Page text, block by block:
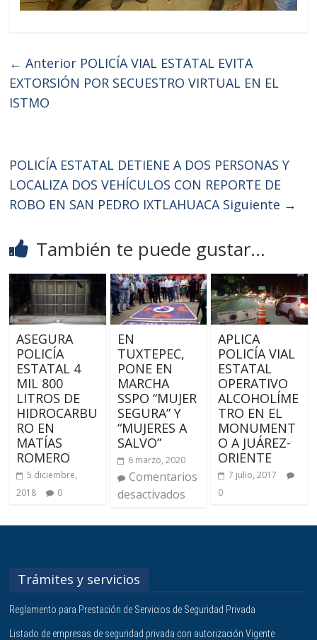
← Anterior POLICÍA VIAL ESTATAL EVITA
EXTORSIÓN POR SECUESTRO VIRTUAL EN EL
ISTMO
POLICÍA ESTATAL DETIENE A DOS PERSONAS Y
LOCALIZA DOS VEHÍCULOS CON REPORTE DE
ROBO EN SAN PEDRO IXTLAHUACA Siguiente →
También te puede gustar...
ASEGURA
POLICÍA
ESTATAL 4
MIL 800
LITROS DE
HIDROCARBU
RO EN
MATÍAS
ROMERO
5 diciembre,
2018
0
EN
TUXTEPEC,
PONE EN
MARCHA
SSPO “MUJER
SEGURA” Y
“MUJERES A
SALVO”
6 marzo, 2020
Comentarios
desactivados
APLICA
POLICÍA VIAL
ESTATAL
OPERATIVO
ALCOHOLÍME
TRO EN EL
MONUMENT
O A JUÁREZ-
ORIENTE
7 julio, 2017
0
Trámites y servicios
Reglamento para Prestación de Servicios de Seguridad Privada
Listado de empresas de seguridad privada con autorización Vigente